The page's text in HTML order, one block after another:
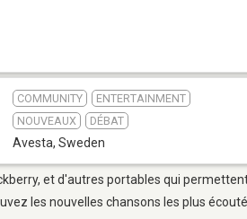
COMMUNITY
ENTERTAINMENT
NOUVEAUX
DÉBAT
Avesta, Sweden
et d'autres portables qui
les nouvelles chansons les plus